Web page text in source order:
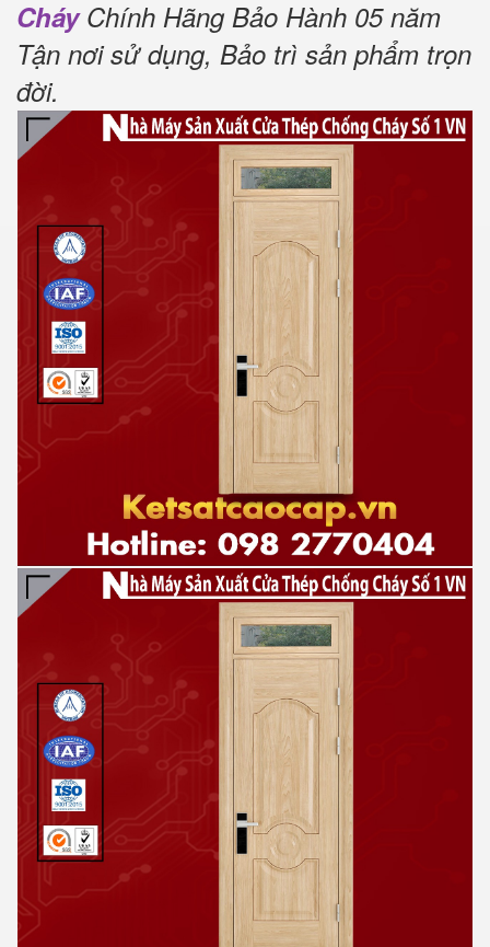
CháyChính Hãng Bảo Hành 05 năm
Tận nơi sử dụng, Bảo trì sản phẩm trọn
đời.